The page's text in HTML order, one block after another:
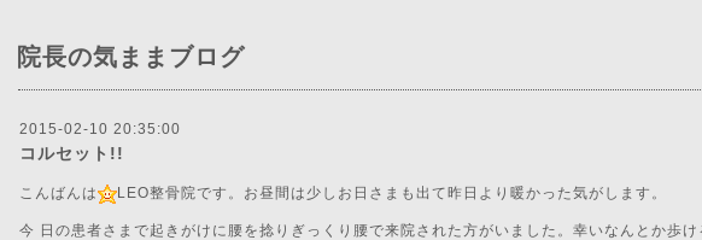
院長の気ままブログ
2015-02-10 20:35:00
コルセット!!
こんばんは LEO整骨院です。お昼間は少しお日さまも出て昨日より暖かった気がします。
今 日の患者さまで起きがけに腰を捻りぎっくり腰で来院された方がいました。幸いなんとか歩け